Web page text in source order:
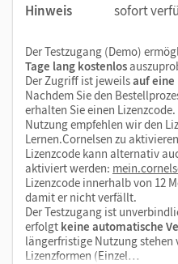
Hinweis
sofort
Der Testzugang (Demo)
Tage lang kostenlos
Der Zugriff ist jeweilsauf eine
Nachdem Sie den
erhalten Sie einen
Nutzung empfehlen wir den
Lernen.Cornelsen zu
Lizenzcode kann alternativ
aktiviert werden:
Lizenzcode innerhalb von 12
damit er nicht verfällt.
Der Testzugang ist
erfolgt keine automatische
längerfristige Nutzung stehen
Lizenzformen (Einzel…